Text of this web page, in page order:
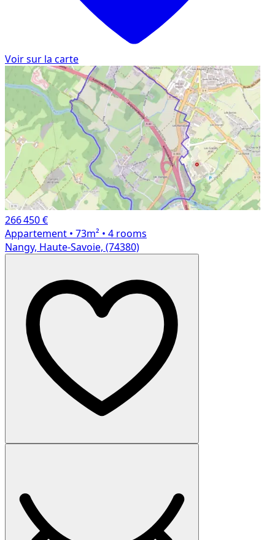
Voir sur la carte
266 450 €
Appartement • 73m² • 4 rooms
Nangy, Haute-Savoie, (74380)